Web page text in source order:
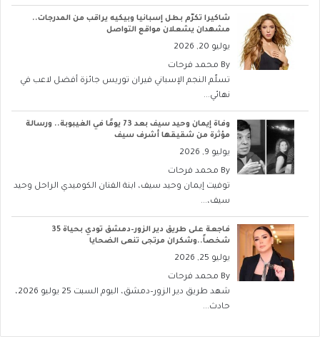
شاكيرا تكرّم بطل إسبانيا وبيكيه يراقب من المدرجات..
مشهدان يشعلان مواقع التواصل
يوليو 20, 2026
By محمد فرحات
تسلّم النجم الإسباني فيران توريس جائزة أفضل لاعب في
نهائي...
وفاة إيمان وحيد سيف بعد 73 يومًا في الغيبوبة.. ورسالة
مؤثرة من شقيقها أشرف سيف
يوليو 9, 2026
By محمد فرحات
توفيت إيمان وحيد سيف، ابنة الفنان الكوميدي الراحل وحيد
سيف،...
فاجعة على طريق دير الزور–دمشق تودي بحياة 35
شخصاً..وشكران مرتجى تنعى الضحايا
يوليو 25, 2026
By محمد فرحات
شهد طريق دير الزور–دمشق، اليوم السبت 25 يوليو 2026،
حادث...